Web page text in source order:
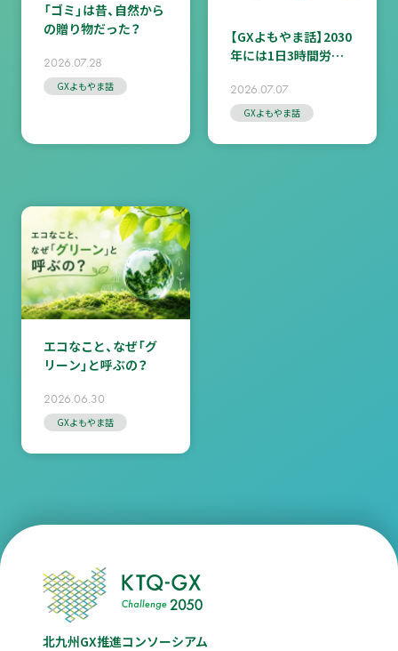
「ゴミ」は昔、自然から
の贈り物だった？
2026.07.28
GXよもやま話
【GXよもやま話】2030
年には1日3時間労働
2026.07.07
GXよもやま話
エコなこと、なぜ「グ
リーン」と呼ぶの？
2026.06.30
GXよもやま話
北九州GX推進コンソーシアム